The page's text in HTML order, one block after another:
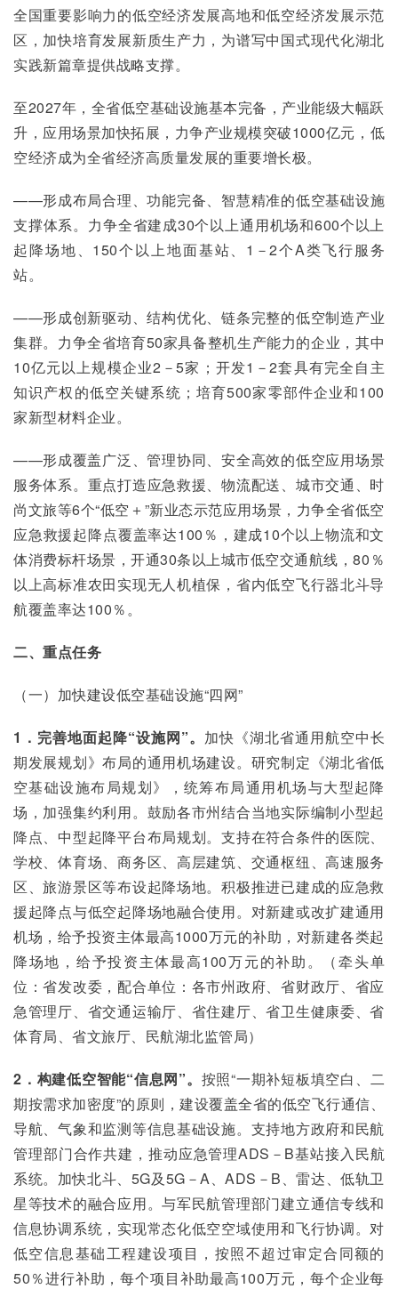
全国重要影响力的低空经济发展高地和低空经济发展示范
区，加快培育发展新质生产力，为谱写中国式现代化湖北
实践新篇章提供战略支撑。
至2027年，全省低空基础设施基本完备，产业能级大幅跃
升，应用场景加快拓展，力争产业规模突破1000亿元，低
空经济成为全省经济高质量发展的重要增长极。
——形成布局合理、功能完备、智慧精准的低空基础设施
支撑体系。力争全省建成30个以上通用机场和600个以上
起降场地、150个以上地面基站、1－2个A类飞行服务
站。
——形成创新驱动、结构优化、链条完整的低空制造产业
集群。力争全省培育50家具备整机生产能力的企业，其中
10亿元以上规模企业2－5家；开发1－2套具有完全自主
知识产权的低空关键系统；培育500家零部件企业和100
家新型材料企业。
——形成覆盖广泛、管理协同、安全高效的低空应用场景
服务体系。重点打造应急救援、物流配送、城市交通、时
尚文旅等6个“低空＋”新业态示范应用场景，力争全省低空
应急救援起降点覆盖率达100％，建成10个以上物流和文
体消费标杆场景，开通30条以上城市低空交通航线，80％
以上高标准农田实现无人机植保，省内低空飞行器北斗导
航覆盖率达100％。
二、重点任务
（一）加快建设低空基础设施“四网”
1．完善地面起降“设施网”。 加快《湖北省通用航空中长
期发展规划》布局的通用机场建设。研究制定《湖北省低
空基础设施布局规划》，统筹布局通用机场与大型起降
场，加强集约利用。鼓励各市州结合当地实际编制小型起
降点、中型起降平台布局规划。支持在符合条件的医院、
学校、体育场、商务区、高层建筑、交通枢纽、高速服务
区、旅游景区等布设起降场地。积极推进已建成的应急救
援起降点与低空起降场地融合使用。对新建或改扩建通用
机场，给予投资主体最高1000万元的补助，对新建各类起
降场地，给予投资主体最高100万元的补助。（牵头单
位：省发改委，配合单位：各市州政府、省财政厅、省应
急管理厅、省交通运输厅、省住建厅、省卫生健康委、省
体育局、省文旅厅、民航湖北监管局）
2．构建低空智能“信息网”。 按照“一期补短板填空白、二
期按需求加密度”的原则，建设覆盖全省的低空飞行通信、
导航、气象和监测等信息基础设施。支持地方政府和民航
管理部门合作共建，推动应急管理ADS－B基站接入民航
系统。加快北斗、5G及5G－A、ADS－B、雷达、低轨卫
星等技术的融合应用。与军民航管理部门建立通信专线和
信息协调系统，实现常态化低空空域使用和飞行协调。对
低空信息基础工程建设项目，按照不超过审定合同额的
50％进行补助，每个项目补助最高100万元，每个企业每